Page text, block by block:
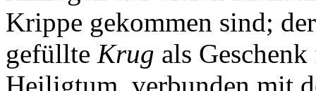
Krippe gekommen sind;
gefüllte Krug als